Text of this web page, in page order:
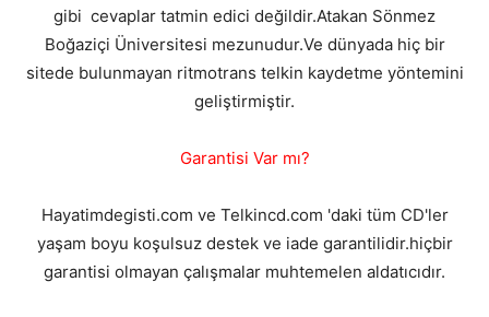
gibi cevaplar tatmin edici değildir.Atakan Sönmez
Boğaziçi Üniversitesi mezunudur.Ve dünyada hiç bir
sitede bulunmayan ritmotrans telkin kaydetme yöntemini
geliştirmiştir.
Garantisi Var mı?
Hayatimdegisti.com ve Telkincd.com 'daki tüm CD'ler
yaşam boyu koşulsuz destek ve iade garantilidir.hiçbir
garantisi olmayan çalışmalar muhtemelen aldatıcıdır.